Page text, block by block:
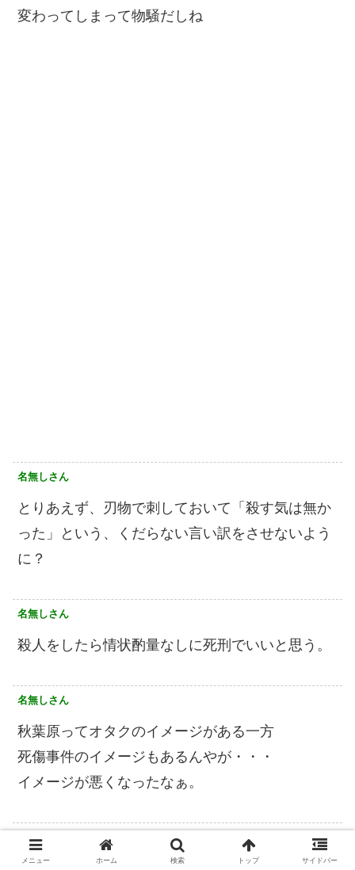
変わってしまって物騒だしね
名無しさん
とりあえず、刃物で刺しておいて「殺す気は無か
った」という、くだらない言い訳をさせないよう
に？
名無しさん
殺人をしたら情状酌量なしに死刑でいいと思う。
名無しさん
秋葉原ってオタクのイメージがある一方
死傷事件のイメージもあるんやが・・・
イメージが悪くなったなぁ。
名無しさん
メニュー ホーム 検索 トップ サイドバー